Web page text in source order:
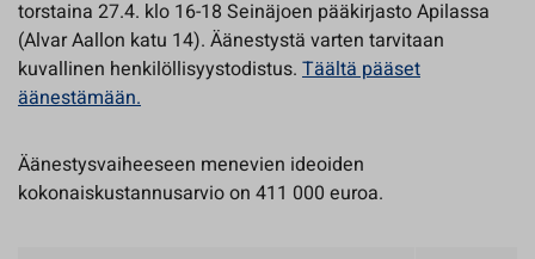
torstaina 27.4. klo 16-18 Seinäjoen pääkirjasto Apilassa
(Alvar Aallon katu 14). Äänestystä varten tarvitaan
kuvallinen henkilöllisyystodistus. Täältä pääset
äänestämään.
Äänestysvaiheeseen menevien ideoiden
kokonaiskustannusarvio on 411 000 euroa.